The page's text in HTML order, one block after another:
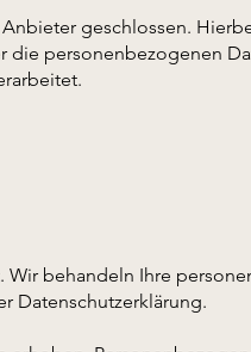
geschlossen.
die personenbezogenen
Wir behandeln Ihre
Datenschutzerklärung.